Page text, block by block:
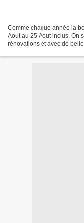
Comme chaque année la
Aout au 25 Aout inclus. On
rénovations et avec de